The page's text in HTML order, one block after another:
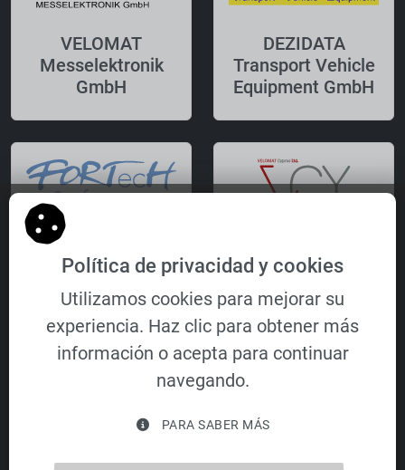
VELOMAT
Messelektronik
GmbH
DEZIDATA
Transport Vehicle
Equipment GmbH
Software GmbH
Ltd.
VELOMAT
Política de privacidad y cookies
Utilizamos cookies para mejorar su
experiencia. Haz clic para obtener más
información o acepta para continuar
navegando.
PARA SABER MÁS